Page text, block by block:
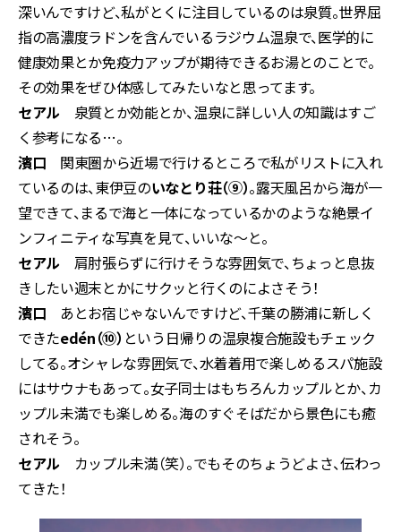
深いんですけど、私がとくに注目しているのは泉質。世界屈
指の高濃度ラドンを含んでいるラジウム温泉で、医学的に
健康効果とか免疫力アップが期待できるお湯とのことで。
その効果をぜひ体感してみたいなと思ってます。
セアル 泉質とか効能とか、温泉に詳しい人の知識はすご
く参考になる…。
濱口 関東圏から近場で行けるところで私がリストに入れ
ているのは、東伊豆のいなとり荘（⑨）。露天風呂から海が一
望できて、まるで海と一体になっているかのような絶景イ
ンフィニティな写真を見て、いいな〜と。
セアル 肩肘張らずに行けそうな雰囲気で、ちょっと息抜
きしたい週末とかにサクッと行くのによさそう！
濱口 あとお宿じゃないんですけど、千葉の勝浦に新しく
できたedén（⑩） という日帰りの温泉複合施設もチェック
してる。オシャレな雰囲気で、水着着用で楽しめるスパ施設
にはサウナもあって。女子同士はもちろんカップルとか、カ
ップル未満でも楽しめる。海のすぐそばだから景色にも癒
されそう。
セアル カップル未満（笑）。でもそのちょうどよさ、伝わっ
てきた！